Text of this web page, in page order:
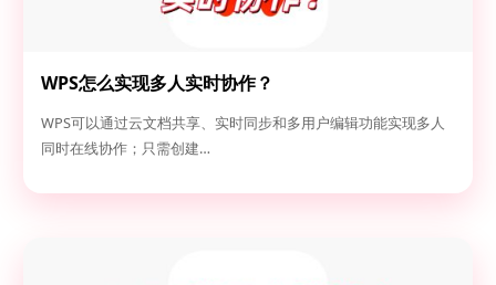
WPS怎么实现多人实时协作？
WPS可以通过云文档共享、实时同步和多用户编辑功能实现多人
同时在线协作；只需创建…